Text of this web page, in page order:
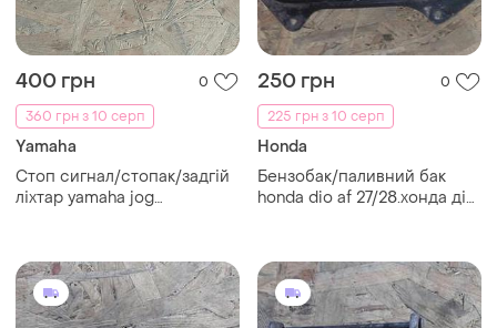
400 грн
0
360 грн з 10 серп
Yamaha
Стоп сигнал/стопак/задгій
ліхтар yamaha jog
250 грн
0
225 грн з 10 серп
Honda
Бензобак/паливний бак
honda dio af 27/28.хонда діо